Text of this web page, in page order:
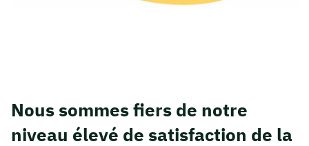
Nous sommes fiers de notre
niveau élevé de satisfaction de la